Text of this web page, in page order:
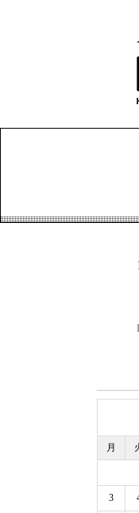
月
3